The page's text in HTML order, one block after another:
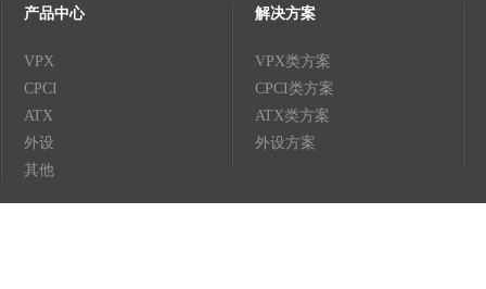
产品中心
VPX
CPCI
ATX
外设
其他
解决方案
VPX类方案
CPCI类方案
ATX类方案
外设方案